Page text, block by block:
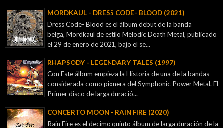
MORDKAUL - DRESS CODE- BLOOD (2021)
Dress Code- Blood es el álbum debut de la banda
belga, Mordkaul de estilo Melodic Death Metal, publicado
el 29 de enero de 2021, bajo el se...
RHAPSODY - LEGENDARY TALES (1997)
Con Este álbum empieza la Historia de una de la bandas
considerada como pionera del Symphonic Power Metal. El
Primer disco de larga duració...
CONCERTO MOON - RAIN FIRE (2020)
Rain Fire es el decimo quinto álbum de larga duración de la